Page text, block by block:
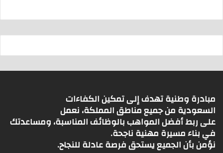
مبادرة وطنية تهدف إلى تمكين الكفاءات
السعودية من جميع مناطق المملكة، نعمل
على ربط أفضل المواهب بالوظائف المناسبة، ومساعدتك
في بناء مسيرة مهنية ناجحة.
نؤمن بأن الجميع يستحق فرصة عادلة للنجاح.